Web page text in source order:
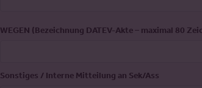
WEGEN (Bezeichnung DATEV-Akte – maximal 80
Sonstiges / Interne Mitteilung an Sek/Ass